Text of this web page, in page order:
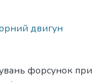
двигун
форсунок при